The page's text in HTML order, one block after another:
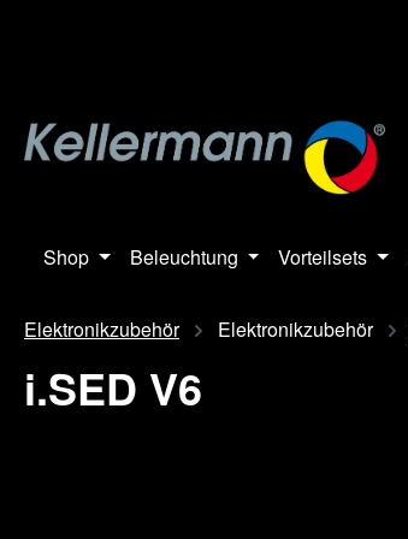
Shop Beleuchtung Vorteilsets
Elektronikzubehör Elektronikzubehör
i.SED V6